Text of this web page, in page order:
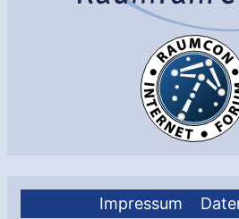
Impressum